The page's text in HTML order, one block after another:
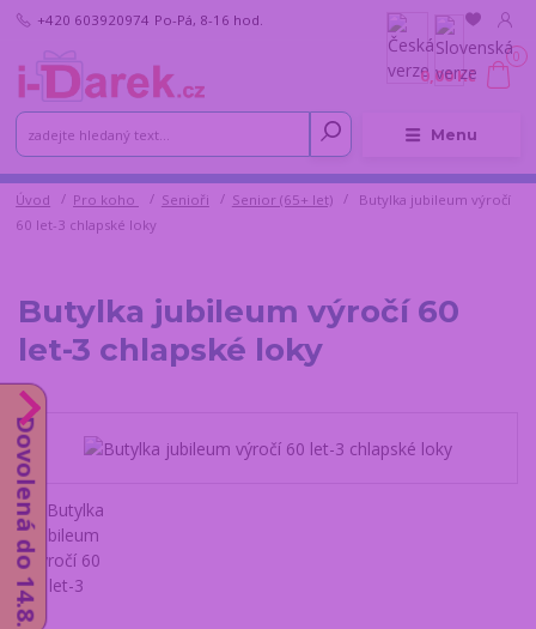
Menu
+420 603920974 Po-Pá, 8-16 hod.
0
0,00 Kč
Úvod Pro koho Senioři Senior (65+ let)
Butylka jubileum výročí
60 let-3 chlapské loky
Butylka jubileum výročí 60
let-3 chlapské loky
Dovolená do 14.8.